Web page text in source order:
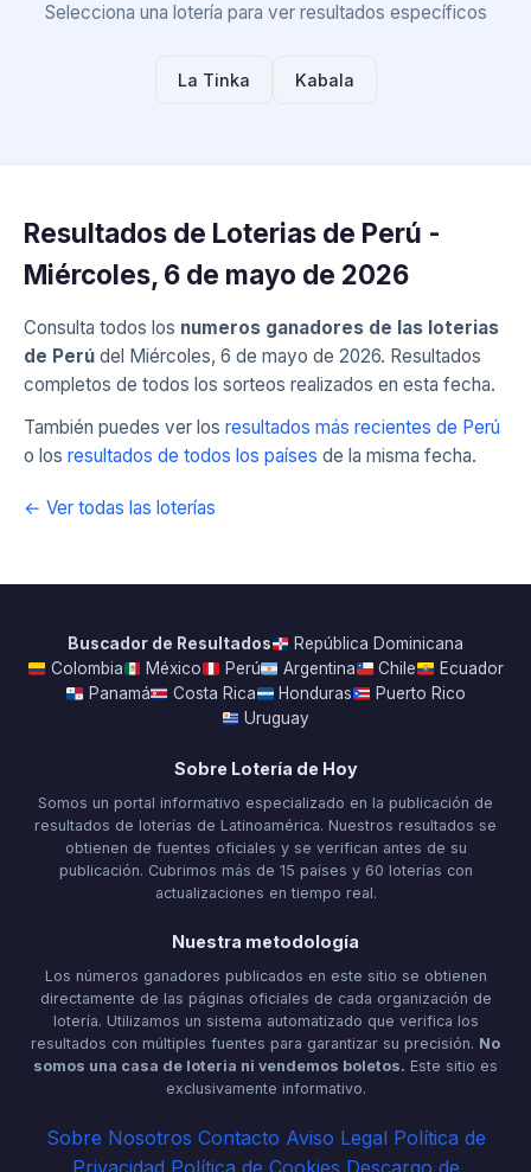
Selecciona una lotería para ver resultados específicos
La Tinka Kabala
Resultados de Loterias de Perú -
Miércoles, 6 de mayo de 2026
Consulta todos los numeros ganadores de las loterias
de Perú del Miércoles, 6 de mayo de 2026. Resultados
completos de todos los sorteos realizados en esta fecha.
También puedes ver los resultados más recientes de Perú
o los resultados de todos los países de la misma fecha.
← Ver todas las loterías
Buscador de Resultados
República Dominicana
Colombia
México Perú Argentina Chile
Ecuador
Panamá
Costa Rica Honduras
Puerto Rico
Uruguay
Sobre Lotería de Hoy
Somos un portal informativo especializado en la publicación de
resultados de loterías de Latinoamérica. Nuestros resultados se
obtienen de fuentes oficiales y se verifican antes de su
publicación. Cubrimos más de 15 países y 60 loterías con
actualizaciones en tiempo real.
Nuestra metodología
Los números ganadores publicados en este sitio se obtienen
directamente de las páginas oficiales de cada organización de
lotería. Utilizamos un sistema automatizado que verifica los
resultados con múltiples fuentes para garantizar su precisión. No
somos una casa de loteria ni vendemos boletos. Este sitio es
exclusivamente informativo.
Sobre Nosotros Contacto Aviso Legal Política de